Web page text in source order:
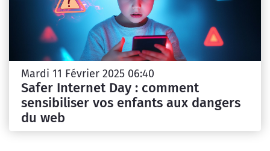
Mardi 11 Février 2025 06:40
Safer Internet Day : comment
sensibiliser vos enfants aux dangers
du web